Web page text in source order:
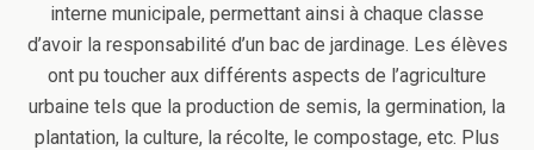
interne municipale, permettant ainsi à chaque classe
d’avoir la responsabilité d’un bac de jardinage. Les élèves
ont pu toucher aux différents aspects de l’agriculture
urbaine tels que la production de semis, la germination, la
plantation, la culture, la récolte, le compostage, etc. Plus